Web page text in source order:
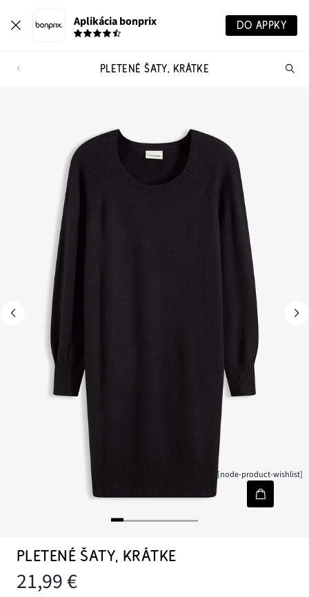
Aplikácia bonprix DO APPKY
PLETENÉ ŠATY, KRÁTKE
[node-product-wishlist]
PLETENÉ ŠATY, KRÁTKE
21,99 €